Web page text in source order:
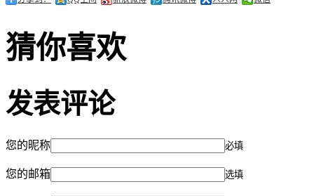
猜你喜欢
发表评论
您的昵称 必填
您的邮箱 选填